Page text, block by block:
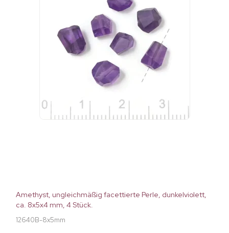
Amethyst, ungleichmäßig facettierte Perle, dunkelviolett,
ca. 8x5x4 mm, 4 Stück.
12640B-8x5mm